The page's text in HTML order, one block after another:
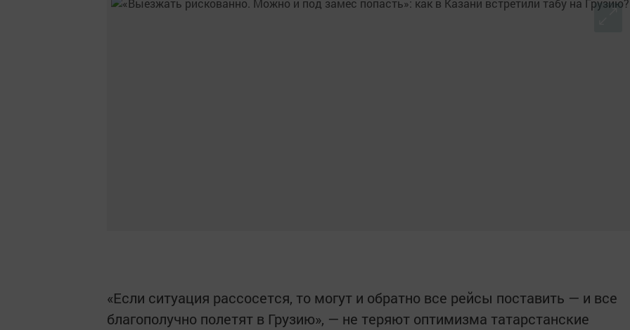
«Если ситуация рассосется, то могут и обратно все рейсы поставить — и все
благополучно полетят в Грузию», — не теряют оптимизма татарстанские